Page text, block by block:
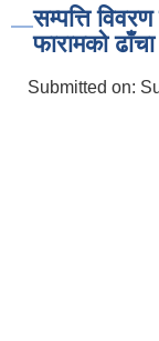
सम्पत्ति
फारामको ढाँचा
Submitted on: